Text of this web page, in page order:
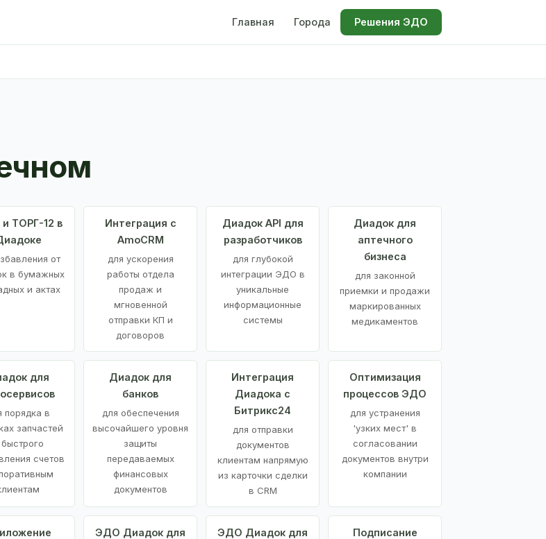
Главная Города Решения ЭДО
ТОРГ-12 в
от
в бумажных
и актах
Интеграция с
AmoCRM
для ускорения
работы отдела
продаж и
мгновенной
отправки КП и
договоров
Диадок API для
разработчиков
для глубокой
интеграции ЭДО в
уникальные
информационные
системы
Диадок для
аптечного
бизнеса
для законной
приемки и продажи
маркированных
медикаментов
для
порядка в
запчастей
счетов
Диадок для
банков
для обеспечения
высочайшего уровня
защиты
передаваемых
финансовых
документов
Интеграция
Диадока с
Битрикс24
для отправки
документов
клиентам напрямую
из карточки сделки
в CRM
Оптимизация
процессов ЭДО
для устранения
'узких мест' в
согласовании
документов внутри
компании
ЭДО Диадок для
ЭДО Диадок для
Подписание